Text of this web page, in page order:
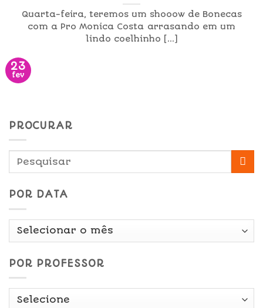
Quarta-feira, teremos um shooow de Bonecas
com a Pro Monica Costa arrasando em um
lindo coelhinho [...]
23
fev
PROCURAR
POR DATA
Por
POR PROFESSOR